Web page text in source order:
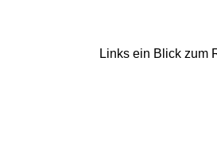
Links ein Blick zum